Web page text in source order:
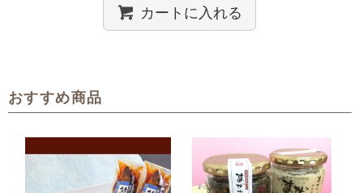
カートに入れる
おすすめ商品